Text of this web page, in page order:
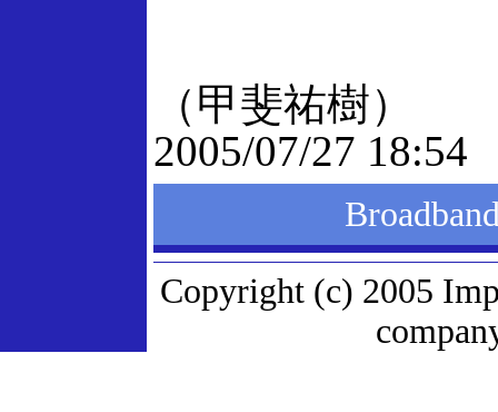
（甲斐祐樹）
2005/07/27 18:54
Copyright (c) 2005